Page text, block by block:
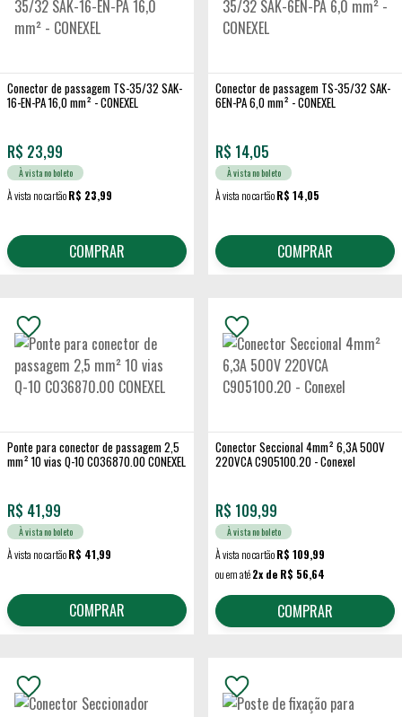
Conector de passagem TS-35/32 SAK-
16-EN-PA 16,0 mm² - CONEXEL
R$ 23,99
À vista no boleto
À vista no cartãoR$ 23,99
COMPRAR
Conector de passagem TS-35/32 SAK-
6EN-PA 6,0 mm² - CONEXEL
R$ 14,05
À vista no boleto
À vista no cartãoR$ 14,05
COMPRAR
Ponte para conector de passagem 2,5
mm² 10 vias Q-10 C036870.00 CONEXEL
R$ 41,99
À vista no boleto
À vista no cartãoR$ 41,99
COMPRAR
Conector Seccional 4mm² 6,3A 500V
220VCA C905100.20 - Conexel
R$ 109,99
À vista no boleto
À vista no cartãoR$ 109,99
ou em até2x de R$ 56,64
COMPRAR